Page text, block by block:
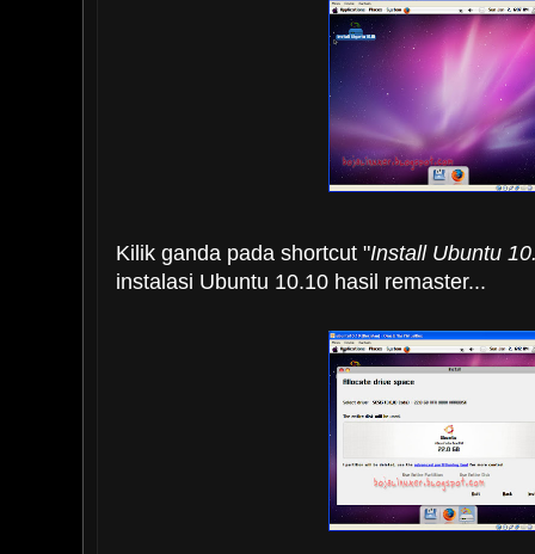
Kilik ganda pada shortcut "Install Ubuntu
instalasi Ubuntu 10.10 hasil remaster...